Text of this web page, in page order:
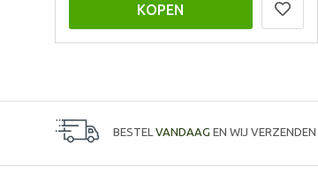
KOPEN
BESTEL VANDAAG EN WIJ VERZENDEN